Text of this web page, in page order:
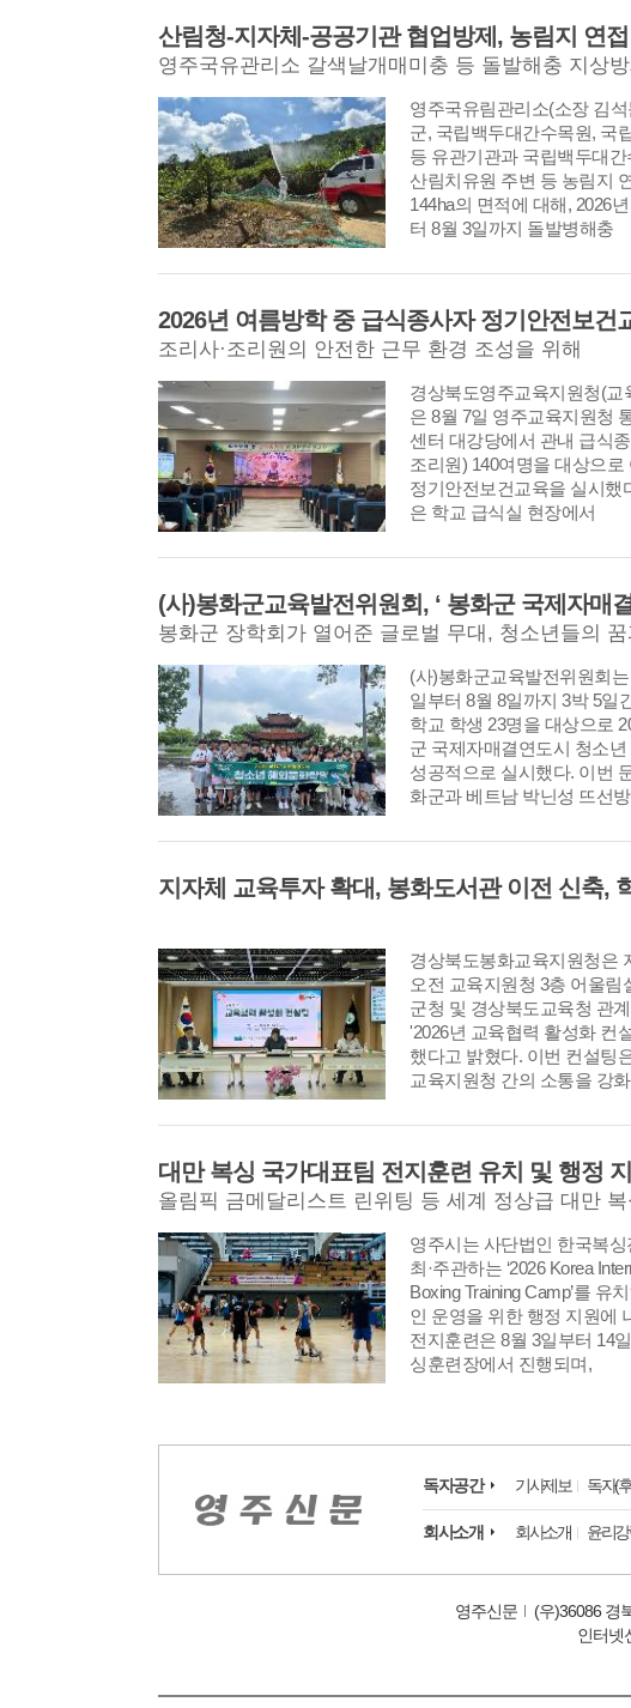
영주국유관리소 갈색날개매미충 등 돌발해충 지상
영주국유림관리소(소장 김
군, 국립백두대간수목원, 국
등 유관기관과 국립백두대간
산림치유원 주변 등 농림지
144ha의 면적에 대해, 2026
터 8월 3일까지 돌발병해충
2026년 여름방학 중 급식종사자 정기안전보건
조리사·조리원의 안전한 근무 환경 조성을 위해
경상북도영주교육지원청(교
은 8월 7일 영주교육지원청
센터 대강당에서 관내 급식
조리원) 140여명을 대상으로
정기안전보건교육을 실시했
은 학교 급식실 현장에서
(사)봉화군교육발전위원회
일부터 8월 8일까지 3박 5일
학교 학생 23명을 대상으로
군 국제자매결연도시 청소
성공적으로 실시했다. 이번
화군과 베트남 박닌성 뜨선
경상북도봉화교육지원청은
오전 교육지원청 3층 어울림
군청 및 경상북도교육청 관
'2026년 교육협력 활성화 컨
했다고 밝혔다. 이번 컨설팅
교육지원청 간의 소통을 강
대만 복싱 국가대표팀 전지훈련 유치 및 행정
영주시는 사단법인 한국복
최·주관하는 ‘2026 Korea
Boxing Training Camp’를 유
인 운영을 위한 행정 지원에
전지훈련은 8월 3일부터 14
싱훈련장에서 진행되며,
독자공간 기사제보 독자(
회사소개 회사소개 윤리
영주신문 (우)36086 경
인터넷